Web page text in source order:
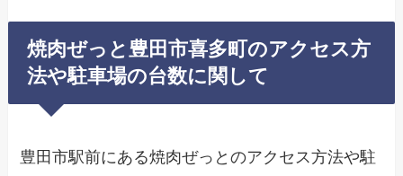
焼肉ぜっと豊田市喜多町のアクセス方
法や駐車場の台数に関して
豊田市駅前にある焼肉ぜっとのアクセス方法や駐